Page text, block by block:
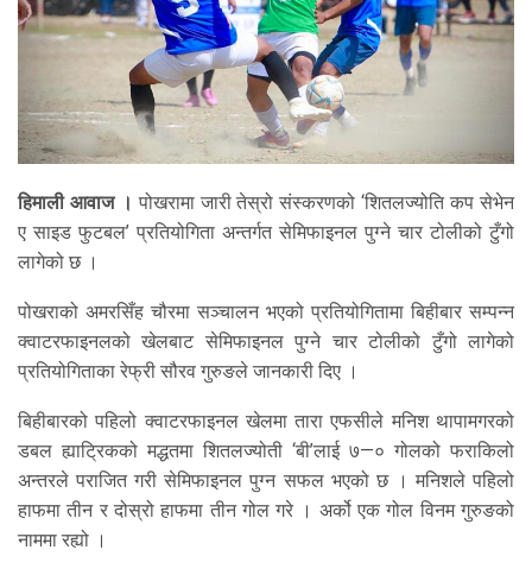
हिमाली आवाज । पोखरामा जारी तेस्रो संस्करणको ‘शितलज्योति कप सेभेन
ए साइड फुटबल’ प्रतियोगिता अन्तर्गत सेमिफाइनल पुग्ने चार टोलीको टुँगो
लागेको छ ।
पोखराको अमरसिँह चौरमा सञ्चालन भएको प्रतियोगितामा बिहीबार सम्पन्न
क्वाटरफाइनलको खेलबाट सेमिफाइनल पुग्ने चार टोलीको टुँगो लागेको
प्रतियोगिताका रेफ्री सौरव गुरुङले जानकारी दिए ।
बिहीबारको पहिलो क्वाटरफाइनल खेलमा तारा एफसीले मनिश थापामगरको
डबल ह्याट्रिकको मद्धतमा शितलज्योती ‘बी’लाई ७—० गोलको फराकिलो
अन्तरले पराजित गरी सेमिफाइनल पुग्न सफल भएको छ । मनिशले पहिलो
हाफमा तीन र दोस्रो हाफमा तीन गोल गरे । अर्को एक गोल विनम गुरुङको
नाममा रह्यो ।